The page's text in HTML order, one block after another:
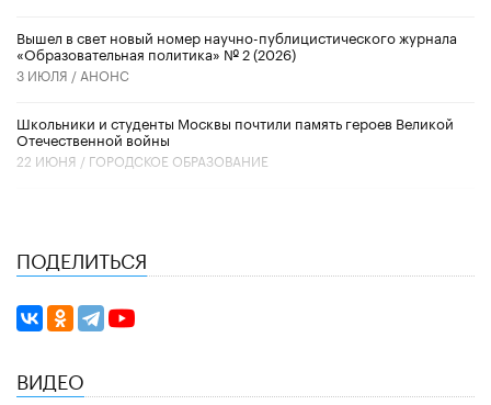
Вышел в свет новый номер научно-публицистического журнала
«Образовательная политика» № 2 (2026)
3 ИЮЛЯ / АНОНС
Школьники и студенты Москвы почтили память героев Великой
Отечественной войны
22 ИЮНЯ / ГОРОДСКОЕ ОБРАЗОВАНИЕ
ПОДЕЛИТЬСЯ
ВИДЕО